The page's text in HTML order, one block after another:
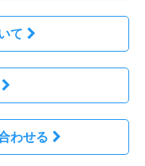
て
わせる